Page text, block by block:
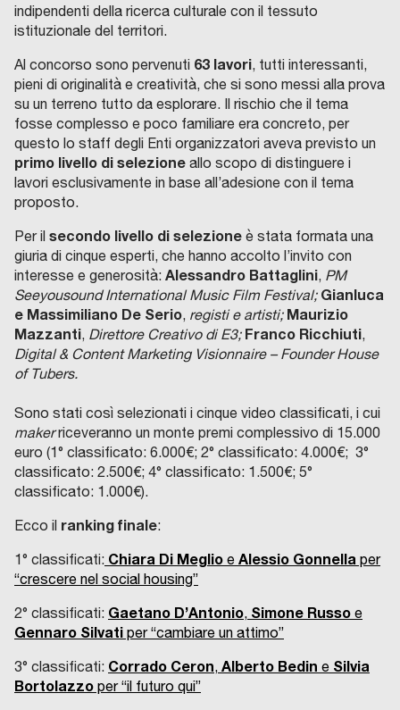
indipendenti della ricerca culturale con il tessuto
istituzionale del territori.
Al concorso sono pervenuti 63 lavori, tutti interessanti,
pieni di originalità e creatività, che si sono messi alla prova
su un terreno tutto da esplorare. Il rischio che il tema
fosse complesso e poco familiare era concreto, per
questo lo staff degli Enti organizzatori aveva previsto un
primo livello di selezione allo scopo di distinguere i
lavori esclusivamente in base all’adesione con il tema
proposto.
Per il secondo livello di selezione è stata formata una
giuria di cinque esperti, che hanno accolto l’invito con
interesse e generosità: Alessandro Battaglini, PM
Seeyousound International Music Film Festival; Gianluca
e Massimiliano De Serio, registi e artisti; Maurizio
Mazzanti, Direttore Creativo di E3; Franco Ricchiuti,
Digital & Content Marketing Visionnaire – Founder House
of Tubers.
Sono stati così selezionati i cinque video classificati, i cui
makerriceveranno un monte premi complessivo di 15.000
euro (1° classificato: 6.000€; 2° classificato: 4.000€; 3°
classificato: 2.500€; 4° classificato: 1.500€; 5°
classificato: 1.000€).
Ecco il ranking finale:
1° classificati: Chiara Di Meglio e Alessio Gonnella per
“crescere nel social housing”
2° classificati: Gaetano D’Antonio, Simone Russo e
Gennaro Silvati per “cambiare un attimo”
3° classificati: Corrado Ceron, Alberto Bedin e Silvia
Bortolazzo per “il futuro qui”